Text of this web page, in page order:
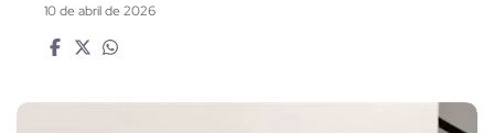
10 de abril de 2026